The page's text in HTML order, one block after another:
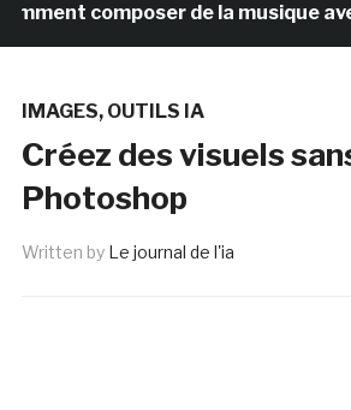
composer de la musique avec l’IA
IMAGES, OUTILS IA
Créez des visuels
Photoshop
Written by Le journal de l'ia